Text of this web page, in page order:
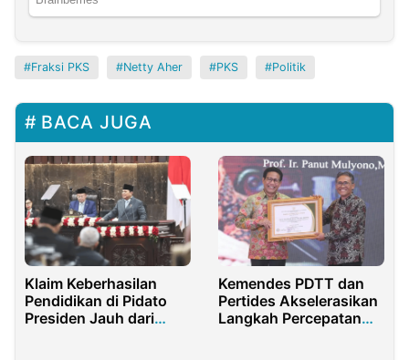
Fraksi PKS Netty Aher PKS Politik
BACA JUGA
Klaim Keberhasilan
Pendidikan di Pidato
Presiden Jauh dari
Kemendes PDTT dan
Pertides Akselerasikan
Langkah Percepatan